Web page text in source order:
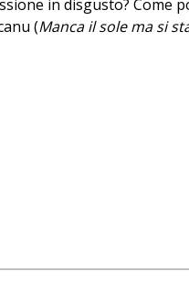
in disgusto? Come
(Manca il sole ma si